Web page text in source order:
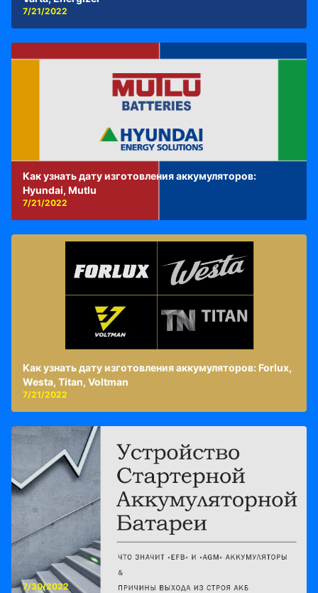
7/21/2022
Как узнать дату изготовления аккумуляторов:
Hyundai, Mutlu
7/21/2022
Как узнать дату изготовления аккумуляторов: Forlux,
Westa, Titan, Voltman
7/21/2022
7/30/2022